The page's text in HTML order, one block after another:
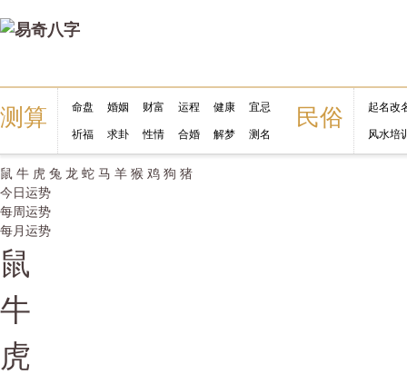
测算 命盘 婚姻 财富 运程 健康 宜忌
祈福 求卦 性情 合婚 解梦 测名
民俗 起名改
风水培
鼠 牛 虎 兔 龙 蛇 马 羊 猴 鸡 狗 猪
今日运势
每周运势
每月运势
鼠
牛
虎